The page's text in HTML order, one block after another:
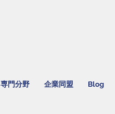
専門分野 企業同盟 Blog